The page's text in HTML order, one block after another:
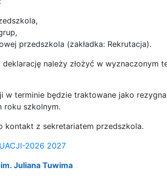
przedszkola (zakładka: Rekrutacja).
deklarację należy złożyć w wyznaczonym
w terminie będzie traktowane jako
roku szkolnym.
kontakt z sekretariatem przedszkola.
2026 2027
Juliana Tuwima